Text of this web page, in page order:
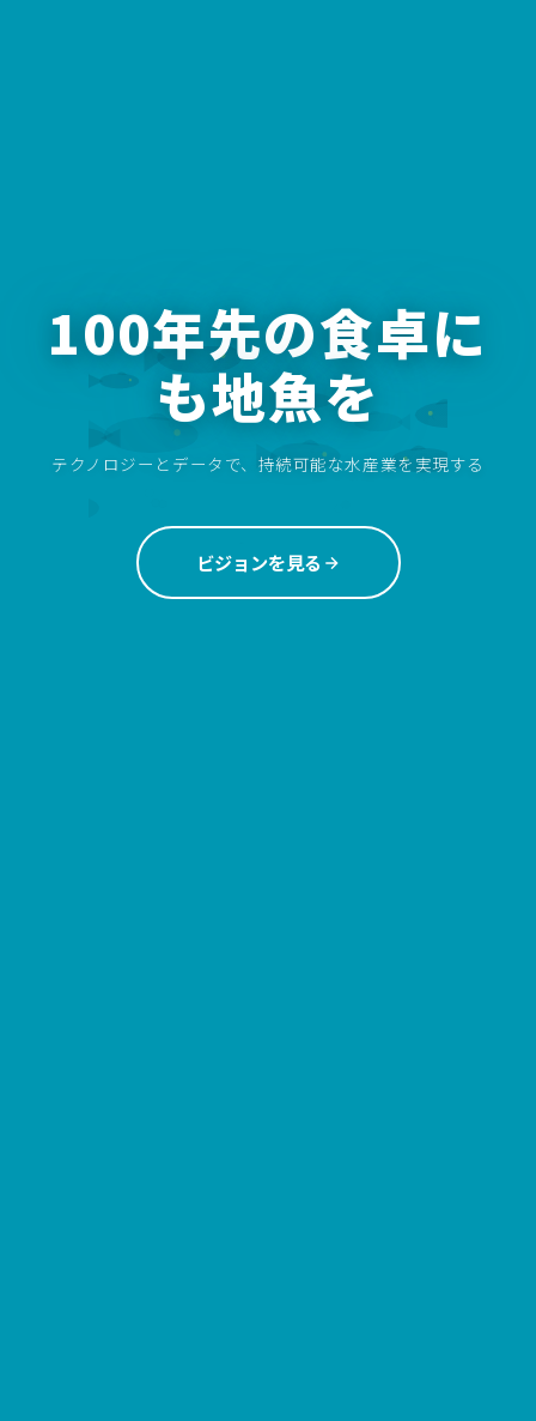
100年先の食卓に
も地魚を
テクノロジーとデータで、持続可能な水産業を実現する
ビジョンを見る